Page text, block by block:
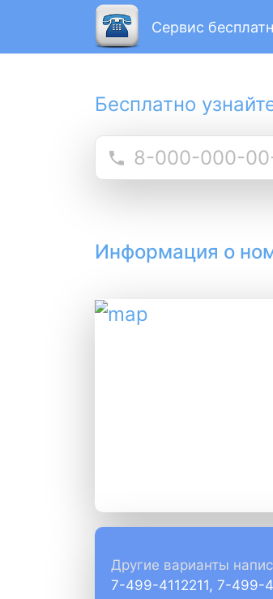
Сервис
Бесплатно
Информация о
Другие варианты
7-499-4112211, 7-499-